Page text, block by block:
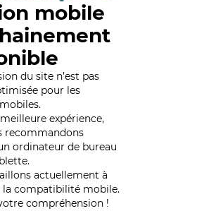
mobile
du site n’est pas
pour les
expérience,
recommandons
ordinateur de bureau
actuellement à
la compatibilité mobile.
compréhension !